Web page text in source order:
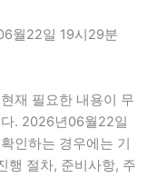
월22일 19시29분
재 필요한 내용이 무
. 2026년06월22일
인하는 경우에는 기
행 절차, 준비사항, 주